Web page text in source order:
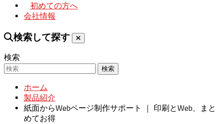
初めての方へ
会社情報
検索して探す
検索
検索
ホーム
製品紹介
紙面からWebページ制作サポート ｜ 印刷とWeb、まと
めてお得